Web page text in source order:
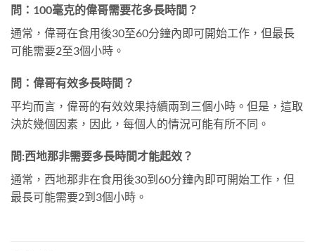
問： 100毫克的偉哥需要花多長時間？
通常，偉哥在食用後30至60分鐘內即可開始工作，但最長
可能需要2至3個小時。
問： 偉哥有效多長時間？
平均而言，偉哥的有效效果持續兩到三個小時。但是，這取
決於幾個因素，因此，每個人的情況可能有所不同。
問:西地那非需要多長時間才能起效？
通常，西地那非在食用後30到60分鐘內即可開始工作，但
最長可能需要2到3個小時。